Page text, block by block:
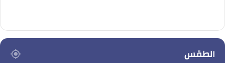
الطقس